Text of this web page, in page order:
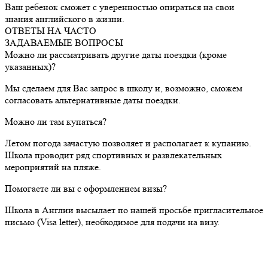
Ваш ребенок сможет с уверенностью опираться на свои
знания английского в жизни.
ОТВЕТЫ НА ЧАСТО
ЗАДАВАЕМЫЕ ВОПРОСЫ
Можно ли рассматривать другие даты поездки (кроме
указанных)?
Мы сделаем для Вас запрос в школу и, возможно, сможем
согласовать альтернативные даты поездки.
Можно ли там купаться?
Летом погода зачастую позволяет и располагает к купанию.
Школа проводит ряд спортивных и развлекательных
мероприятий на пляже.
Помогаете ли вы с оформлением визы?
Школа в Англии высылает по нашей просьбе пригласительное
письмо (Visa letter), необходимое для подачи на визу.